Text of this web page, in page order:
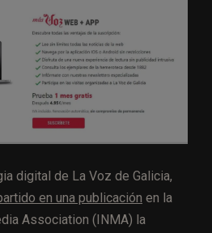
digital de La Voz de Galicia,
en una publicación en la
Association (INMA) la